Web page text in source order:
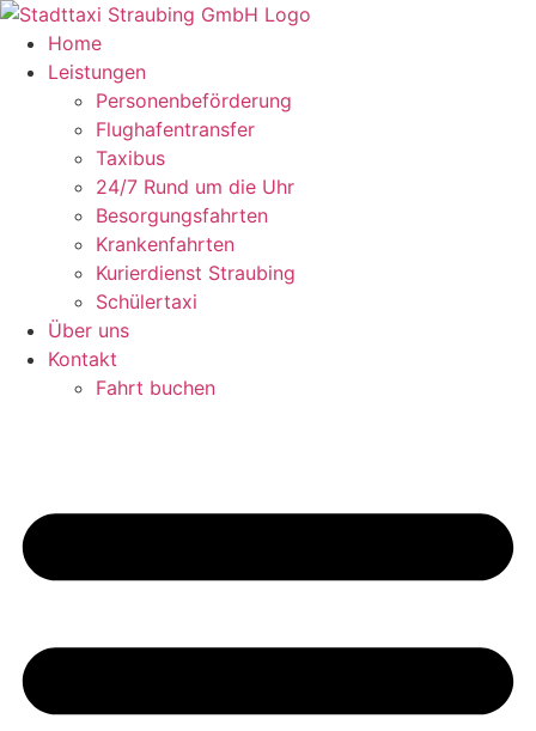
Zum
Inhalt
springen
Home
Leistungen
Personenbeförderung
Flughafentransfer
Taxibus
24/7 Rund um die Uhr
Besorgungsfahrten
Krankenfahrten
Kurierdienst Straubing
Schülertaxi
Über uns
Kontakt
Fahrt buchen